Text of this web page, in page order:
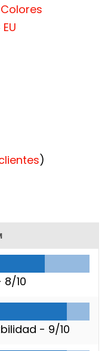
)
8/10
- 9/10